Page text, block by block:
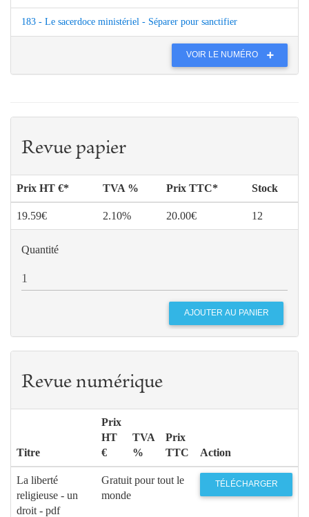
183 - Le sacerdoce ministériel - Séparer pour sanctifier
VOIR LE NUMÉRO
Revue papier
Prix HT €* TVA % Prix TTC* Stock
19.59€ 2.10% 20.00€ 12
Quantité
Revue numérique
Titre
Prix
HT
€
TVA
%
Prix
TTC
Action
La liberté
religieuse - un
droit - pdf
Gratuit pour tout le
monde
TÉLÉCHARGER